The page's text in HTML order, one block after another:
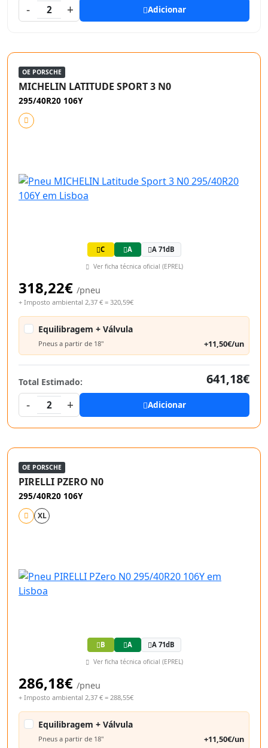
-
2 + Adicionar
OE PORSCHE
MICHELIN LATITUDE SPORT 3 N0
295/40R20 106Y
C A A 71dB
Ver ficha técnica oficial (EPREL)
318,22€ /pneu
+ Imposto ambiental 2,37 € = 320,59€
Equilibragem + Válvula
Pneus a partir de 18" +11,50€/un
Total Estimado:
641,18€
-
2 + Adicionar
OE PORSCHE
PIRELLI PZERO N0
295/40R20 106Y
XL
B A A 71dB
Ver ficha técnica oficial (EPREL)
286,18€ /pneu
+ Imposto ambiental 2,37 € = 288,55€
Equilibragem + Válvula
Pneus a partir de 18" +11,50€/un